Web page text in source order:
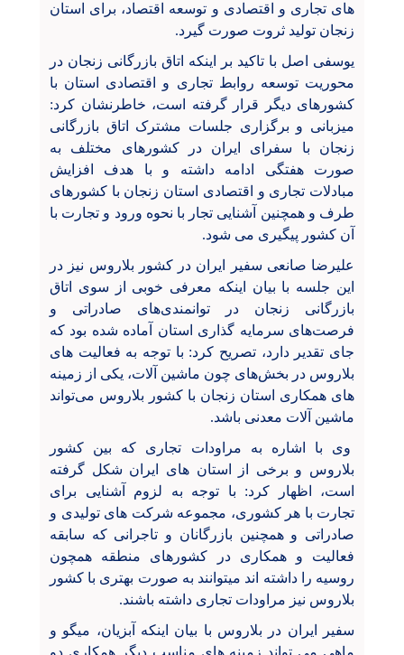
های تجاری و اقتصادی و توسعه اقتصاد، برای استان
زنجان تولید ثروت صورت گیرد.
یوسفی اصل با تاکید بر اینکه اتاق بازرگانی زنجان در
محوریت توسعه روابط تجاری و اقتصادی استان با
کشورهای دیگر قرار گرفته است، خاطرنشان کرد:
میزبانی و برگزاری جلسات مشترک اتاق بازرگانی
زنجان با سفرای ایران در کشورهای مختلف به
صورت هفتگی ادامه داشته و با هدف افزایش
مبادلات تجاری و اقتصادی استان زنجان با کشورهای
طرف و همچنین آشنایی تجار با نحوه ورود و تجارت با
آن کشور پیگیری می شود.
علیرضا صانعی سفیر ایران در کشور بلاروس نیز در
این جلسه با بیان اینکه معرفی خوبی از سوی اتاق
بازرگانی زنجان در توانمندی‌های صادراتی و
فرصت‌های سرمایه گذاری استان آماده شده بود که
جای تقدیر دارد، تصریح کرد: با توجه به فعالیت های
بلاروس در بخش‌های چون ماشین آلات، یکی از زمینه
های همکاری استان زنجان با کشور بلاروس می‌تواند
ماشین آلات معدنی باشد.
وی با اشاره به مراودات تجاری که بین کشور
بلاروس و برخی از استان های ایران شکل گرفته
است، اظهار کرد: با توجه به لزوم آشنایی برای
تجارت با هر کشوری، مجموعه شرکت های تولیدی و
صادراتی و همچنین بازرگانان و تاجرانی که سابقه
فعالیت و همکاری در کشورهای منطقه همچون
روسیه را داشته اند میتوانند به صورت بهتری با کشور
بلاروس نیز مراودات تجاری داشته باشند.
سفیر ایران در بلاروس با بیان اینکه آبزیان، میگو و